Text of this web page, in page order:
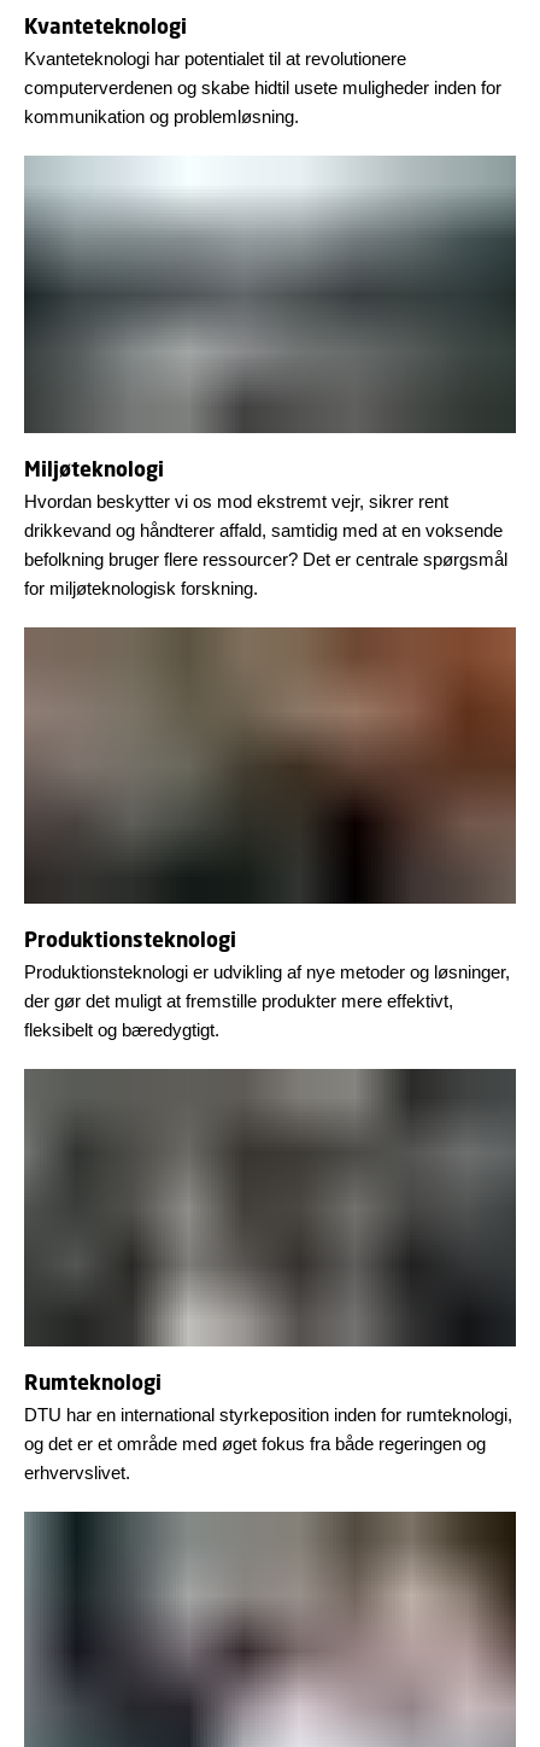
Kvanteteknologi
Kvanteteknologi har potentialet til at revolutionere
computerverdenen og skabe hidtil usete muligheder inden for
kommunikation og problemløsning.
Miljøteknologi
Hvordan beskytter vi os mod ekstremt vejr, sikrer rent
drikkevand og håndterer affald, samtidig med at en voksende
befolkning bruger flere ressourcer? Det er centrale spørgsmål
for miljøteknologisk forskning.
Produktionsteknologi
Produktionsteknologi er udvikling af nye metoder og løsninger,
der gør det muligt at fremstille produkter mere effektivt,
fleksibelt og bæredygtigt.
Rumteknologi
DTU har en international styrkeposition inden for rumteknologi,
og det er et område med øget fokus fra både regeringen og
erhvervslivet.